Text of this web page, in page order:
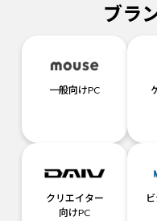
ブラ
一般向けPC
クリエイター
向けPC